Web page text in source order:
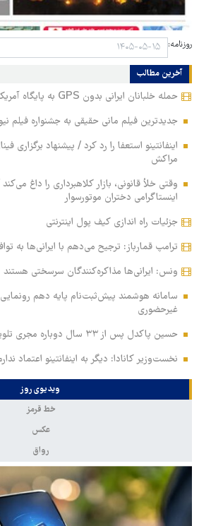
روزنامه:
آخرین مطالب
حمله خلبانان ایرانی بدون GPS به پایگاه آمریکا
جدیدترین فیلم مانی حقیقی به جشنواره فیلم
مراکش
وقتی خلأ قانونی، بازار کلاهبرداری را داغ
اینستاگرامی دختران موتورسوار
جزئیات راه اندازی کیف پول اینترنتی
ترامپ قمارباز: ترجیح می‌دهم با ایرانی‌ها به
ونس: ایرانی‌ها مذاکره‌کنندگان سرسختی هستند
سامانه هوشمند پیش‌ثبت‌نام پایه دهم
غیرحضوری
حسین پاکدل پس از ۳۳ سال دوباره مجری تلویزیون شد
نخست‌وزیر کانادا: دیگر به اینفانتینو اعتماد
ویدیوی روز
خط قرمز
عکس
رواق